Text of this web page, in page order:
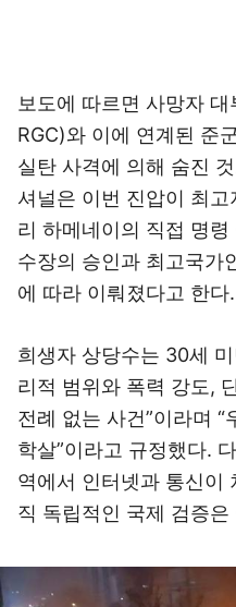
보도에 따르면 사망자
RGC)와 이에 연계된 준
실탄 사격에 의해 숨진
셔널은 이번 진압이 최
리 하메네이의 직접 명령
수장의 승인과 최고국가
에 따라 이뤄졌다고 한다.
희생자 상당수는 30세
리적 범위와 폭력 강도,
전례 없는 사건”이라며
학살”이라고 규정했다.
역에서 인터넷과 통신이
직 독립적인 국제 검증